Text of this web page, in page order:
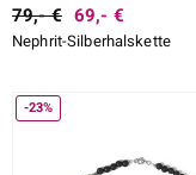
79,- € 69,- €
Nephrit-Silberhalskette
-23%